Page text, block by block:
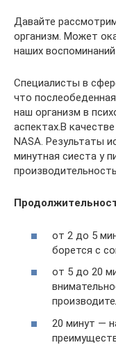
Давайте
организм. Может
наших
Специалисты в
что
наш организм в
аспектах.В
NASA. Результаты
минутная сиеста у
от 2 до 5
борется с
от 5 до 20
20 минут —